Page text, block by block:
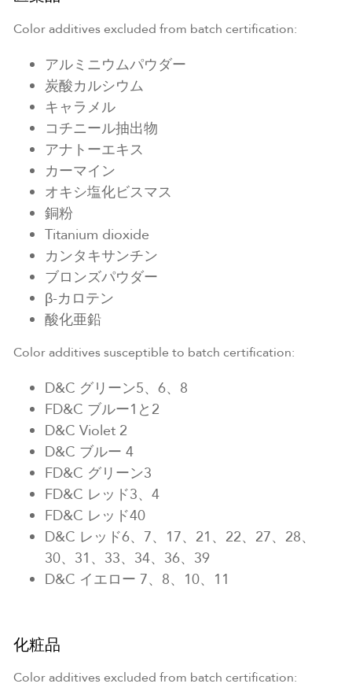
Color additives excluded from batch certification:
アルミニウムパウダー
炭酸カルシウム
キャラメル
コチニール抽出物
アナトーエキス
カーマイン
オキシ塩化ビスマス
銅粉
Titanium dioxide
カンタキサンチン
ブロンズパウダー
β-カロテン
酸化亜鉛
Color additives susceptible to batch certification:
D&C グリーン5、6、8
FD&C ブルー1と2
D&C Violet 2
D&C ブルー 4
FD&C グリーン3
FD&C レッド3、4
FD&C レッド40
D&C レッド6、7、17、21、22、27、28、
30、31、33、34、36、39
D&C イエロー 7、8、10、11
化粧品
Color additives excluded from batch certification: